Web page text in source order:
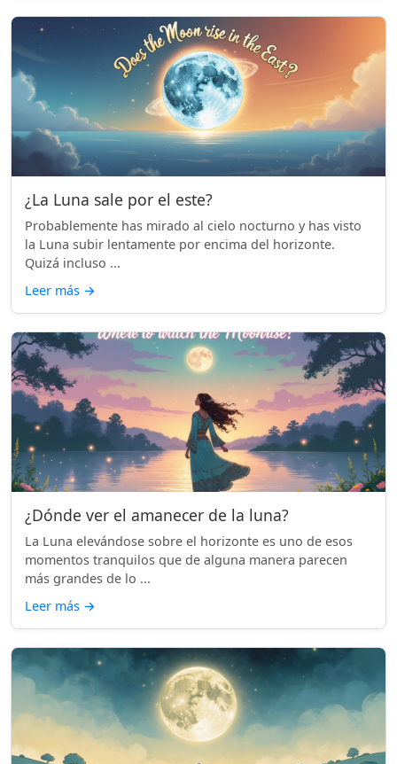
¿La Luna sale por el este?
Probablemente has mirado al cielo nocturno y has visto
la Luna subir lentamente por encima del horizonte.
Quizá incluso ...
Leer más →
¿Dónde ver el amanecer de la luna?
La Luna elevándose sobre el horizonte es uno de esos
momentos tranquilos que de alguna manera parecen
más grandes de lo ...
Leer más →